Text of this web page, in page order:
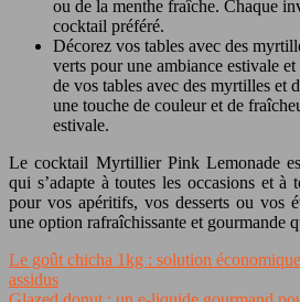
ou de la menthe fraîche. Chaque
cocktail préféré.
Décorez vos tables avec des
verts pour une ambiance estivale
de vos tables avec des myrtilles et
une touche de couleur et de
estivale.
Le cocktail Myrtillier Pink Lemonade
qui s’adapte à toutes les occasions et à
pour vos apéritifs, vos desserts ou vos
une option rafraîchissante et gourmande
Le goût chicha 1kg : solution
assidus